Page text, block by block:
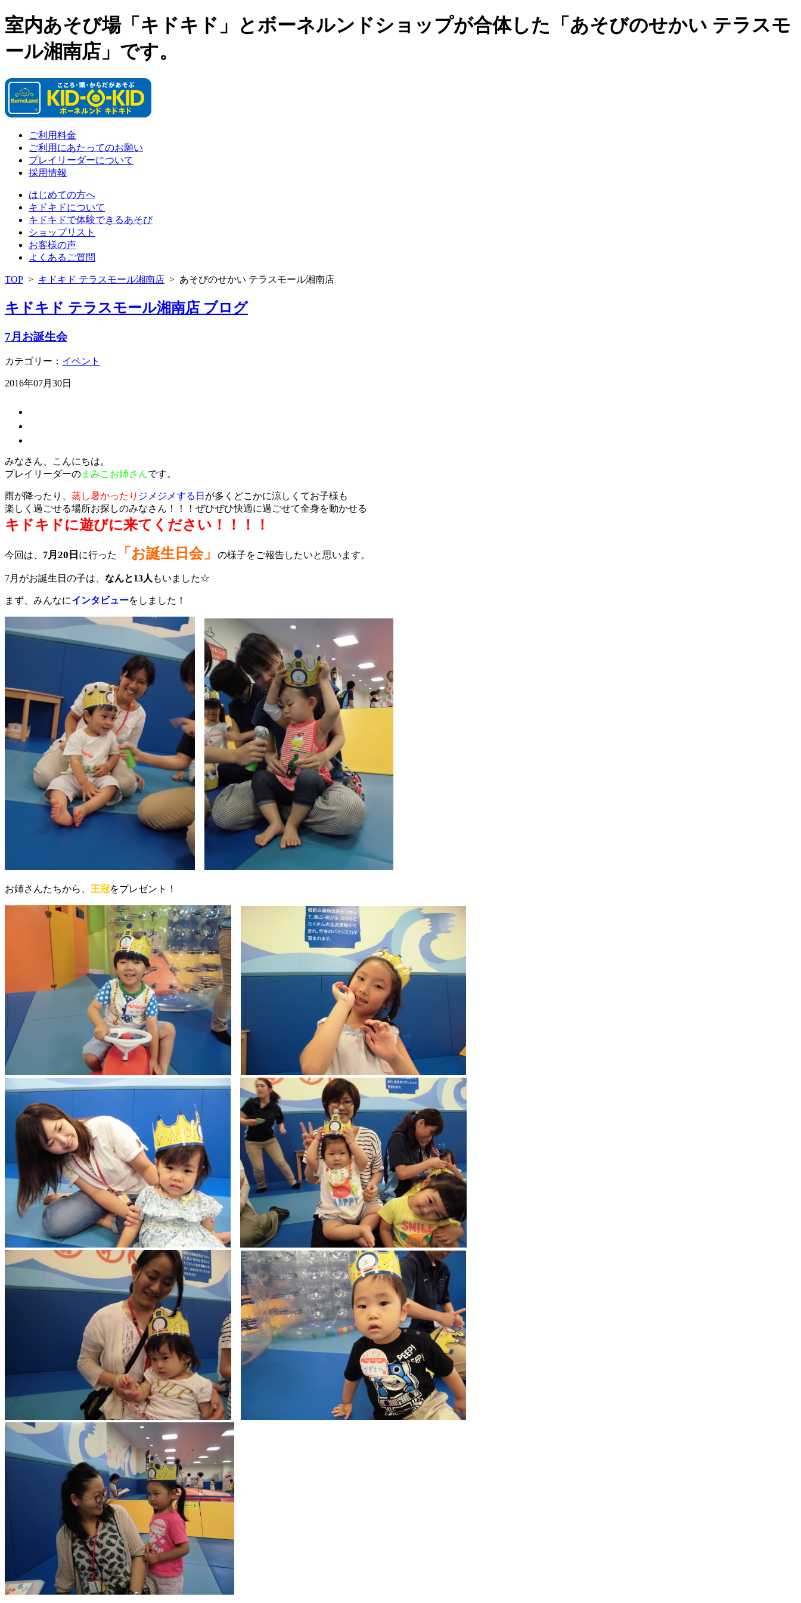
室内あそび場「キドキド」とボーネルンドショップが合体した「あそびのせかい テラスモ
ール湘南店」です。
ご利用料金
ご利用にあたってのお願い
プレイリーダーについて
採用情報
はじめての方へ
キドキドについて
キドキドで体験できるあそび
ショップリスト
お客様の声
よくあるご質問
TOP > キドキド テラスモール湘南店 > あそびのせかい テラスモール湘南店
キドキド テラスモール湘南店 ブログ
7月お誕生会
カテゴリー： イベント
2016年07月30日
みなさん、こんにちは。
プレイリーダーのまみこお姉さんです。
雨が降ったり、 蒸し暑かったり ジメジメする日 が多くどこかに涼しくてお子様も
楽しく過ごせる場所お探しのみなさん！！！ぜひぜひ快適に過ごせて全身を動かせる
キドキドに遊びに来てください！！！！
今回は、 7月20日 に行った 「お誕生日会」 の様子をご報告したいと思います。
7月がお誕生日の子は、 なんと13人 もいました☆
まず、みんなにインタビューをしました ！
お姉さんたちから、 王冠をプレゼント！